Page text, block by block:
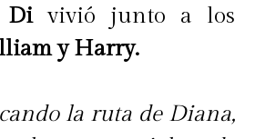
Divivió junto a los
y Harry.
la ruta de Diana,